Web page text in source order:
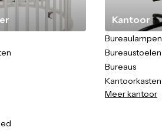
Kantoor
Bureaulampen
Bureaustoelen
Bureaus
Kantoorkasten
Meerkantoor